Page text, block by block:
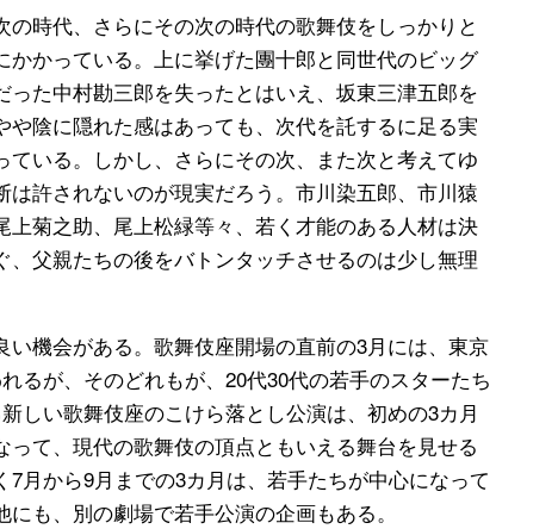
時代、さらにその次の時代の歌舞伎をしっかりと
かっている。上に挙げた團十郎と同世代のビッグ
た中村勘三郎を失ったとはいえ、坂東三津五郎を
陰に隠れた感はあっても、次代を託するに足る実
いる。しかし、さらにその次、また次と考えてゆ
は許されないのが現実だろう。市川染五郎、市川猿
菊之助、尾上松緑等々、若く才能のある人材は決
、父親たちの後をバトンタッチさせるのは少し無理
機会がある。歌舞伎座開場の直前の3月には、東京
るが、そのどれもが、20代30代の若手のスターたち
しい歌舞伎座のこけら落とし公演は、初めの3カ月
て、現代の歌舞伎の頂点ともいえる舞台を見せる
月から9月までの3カ月は、若手たちが中心になって
も、別の劇場で若手公演の企画もある。